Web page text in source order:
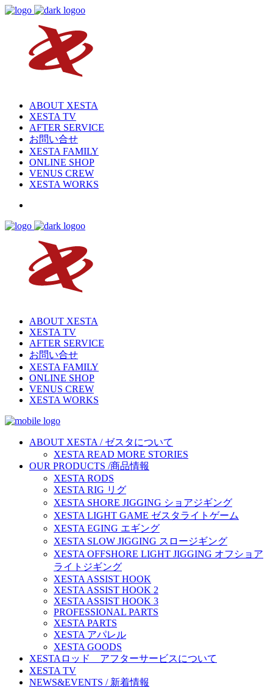
ABOUT XESTA
XESTA TV
AFTER SERVICE
お問い合せ
XESTA FAMILY
ONLINE SHOP
VENUS CREW
XESTA WORKS
ABOUT XESTA
XESTA TV
AFTER SERVICE
お問い合せ
XESTA FAMILY
ONLINE SHOP
VENUS CREW
XESTA WORKS
ABOUT XESTA / ゼスタについて
XESTA READ MORE STORIES
OUR PRODUCTS /商品情報
XESTA RODS
XESTA RIG リグ
XESTA SHORE JIGGING ショアジギング
XESTA LIGHT GAME ゼスタライトゲーム
XESTA EGING エギング
XESTA SLOW JIGGING スロージギング
XESTA OFFSHORE LIGHT JIGGING オフショア
ライトジギング
XESTA ASSIST HOOK
XESTA ASSIST HOOK 2
XESTA ASSIST HOOK 3
PROFESSIONAL PARTS
XESTA PARTS
XESTA アパレル
XESTA GOODS
XESTAロッド アフターサービスについて
XESTA TV
NEWS&EVENTS / 新着情報